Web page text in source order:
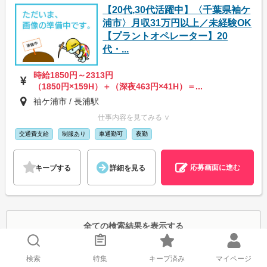
【20代,30代活躍中】〈千葉県袖ケ
浦市〉月収31万円以上／未経験OK
【プラントオペレーター】20
代・...
時給1850円～2313円
（1850円×159H）＋（深夜463円×41H）＝...
袖ケ浦市 / 長浦駅
仕事内容を見てみる ∨
交通費支給 制服あり 車通勤可 夜勤
キープする 詳細を見る 応募画面に進む
全ての検索結果を表示する
検索 特集 キープ済み マイページ